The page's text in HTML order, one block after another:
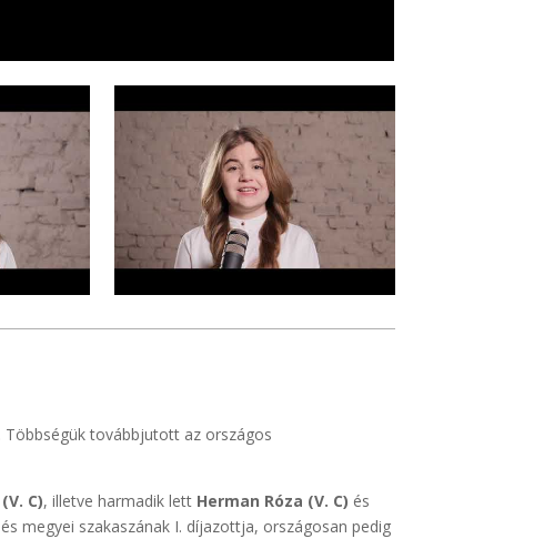
Többségük továbbjutott az országos
C), illetve harmadik lett Herman Róza (V. C) és
megyei szakaszának I. díjazottja, országosan pedig